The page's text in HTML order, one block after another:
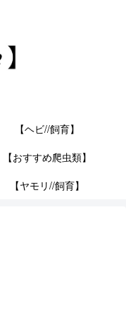
【ヘビ//飼育】
【おすすめ爬虫類】
【ヤモリ//飼育】